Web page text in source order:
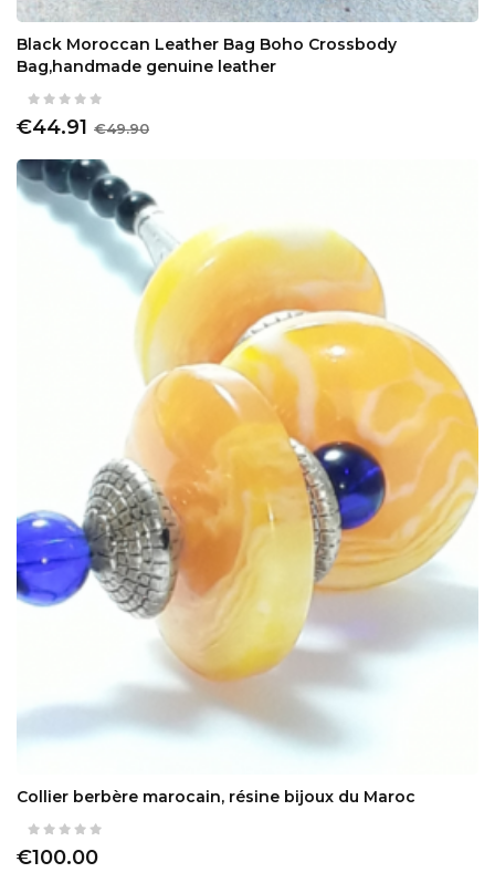
Black Moroccan Leather Bag Boho Crossbody
Bag,handmade genuine leather
€44.91 €49.90
Collier berbère marocain, résine bijoux du Maroc
€100.00